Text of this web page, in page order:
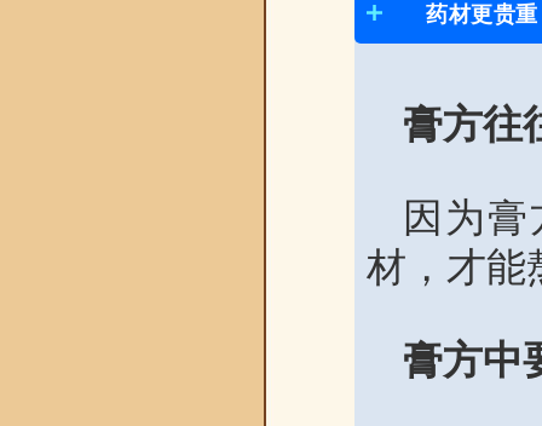
药材更贵重
膏方往
因为
材，才能
膏方中